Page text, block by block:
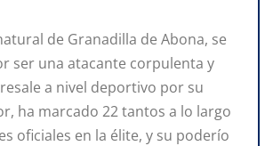
de Granadilla de Abona, se
ser una atacante corpulenta y
a nivel deportivo por su
ha marcado 22 tantos a lo largo
oficiales en la élite, y su poderío